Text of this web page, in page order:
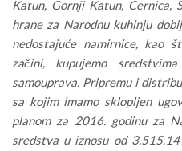
Katun, Gornji Katun, Cernica,
hrane za Narodnu kuhinju
nedostajuće namirnice, kao
začini, kupujemo
samouprava. Pripremu i
sa kojim imamo sklopljen
planom za 2016. godinu za
sredstva u iznosu od